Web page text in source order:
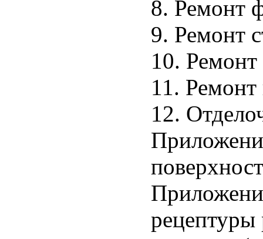
8. Ремонт
9. Ремонт
10. Ремонт
11. Ремонт
12.